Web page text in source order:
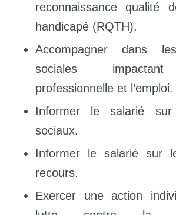
reconnaissance qualité
handicapé (RQTH).
Accompagner dans
sociales impactant
professionnelle et l’emploi.
Informer le salarié
sociaux.
Informer le salarié sur
recours.
Exercer une action